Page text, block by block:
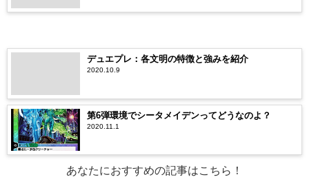
デュエプレ：各文明の特徴と強みを紹介
2020.10.9
第6弾環境でシータメイデンってどうなのよ？
2020.11.1
あなたにおすすめの記事はこちら！